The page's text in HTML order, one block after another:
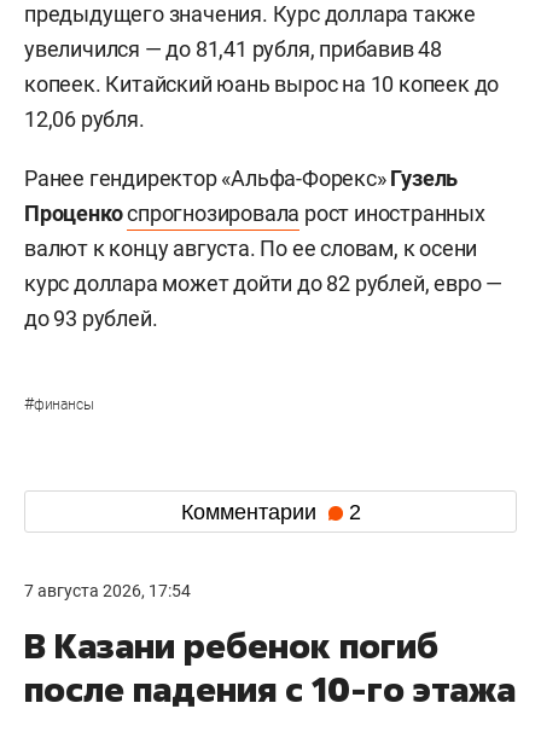
предыдущего значения. Курс доллара также
увеличился — до 81,41 рубля, прибавив 48
копеек. Китайский юань вырос на 10 копеек до
12,06 рубля.
Ранее гендиректор «Альфа-Форекс»Гузель
Проценкоспрогнозировала рост иностранных
валют к концу августа. По ее словам, к осени
курс доллара может дойти до 82 рублей, евро —
до 93 рублей.
#финансы
Комментарии 2
7 августа 2026, 17:54
В Казани ребенок погиб
после падения с 10-го этажа